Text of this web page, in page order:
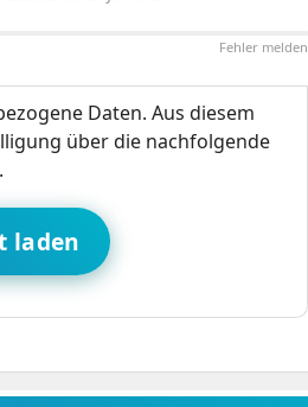
Fehler melden
Daten. Aus diesem
über die nachfolgende
.
laden